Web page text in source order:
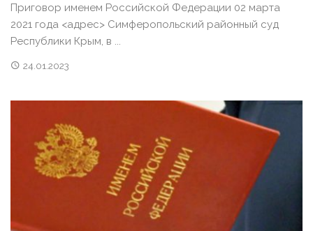
Приговор именем Российской Федерации 02 марта
2021 года <адрес> Симферопольский районный суд
Республики Крым, в ...
24.01.2023